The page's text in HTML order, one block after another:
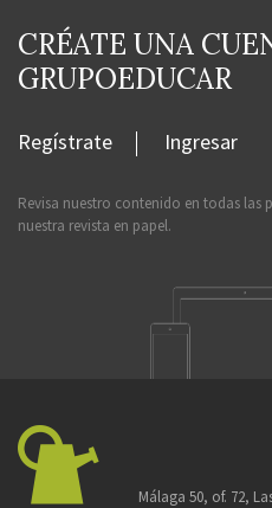
CRÉATE UNA
GRUPOEDUCAR
Regístrate Ingresar
Revisa nuestro contenido en todas las
nuestra revista en papel.
Málaga 50, of. 72,